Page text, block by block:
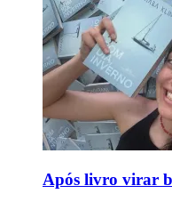
Após livro virar